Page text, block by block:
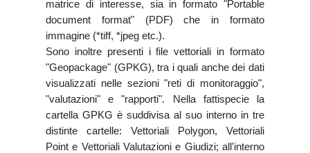
matrice di interesse, sia in formato "Portable
document format" (PDF) che in formato
immagine (*tiff, *jpeg etc.).
Sono inoltre presenti i file vettoriali in formato
"Geopackage" (GPKG), tra i quali anche dei dati
visualizzati nelle sezioni "reti di monitoraggio",
"valutazioni" e "rapporti". Nella fattispecie la
cartella GPKG è suddivisa al suo interno in tre
distinte cartelle: Vettoriali Polygon, Vettoriali
Point e Vettoriali Valutazioni e Giudizi; all'interno